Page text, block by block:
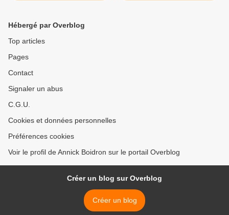
Hébergé par Overblog
Top articles
Pages
Contact
Signaler un abus
C.G.U.
Cookies et données personnelles
Préférences cookies
Voir le profil de Annick Boidron sur le portail Overblog
Créer un blog sur Overblog
Créer un blog